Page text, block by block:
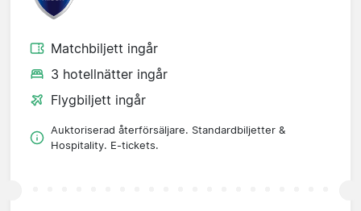
Matchbiljett ingår
3 hotellnätter ingår
Flygbiljett ingår
Auktoriserad återförsäljare. Standardbiljetter &
Hospitality. E-tickets.